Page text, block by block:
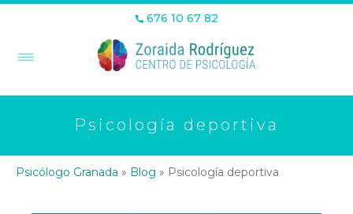
676 10 67 82
Psicología deportiva
Psicólogo Granada » Blog » Psicología deportiva